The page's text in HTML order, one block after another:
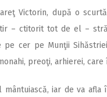
Victorin, după o
– ctitorit tot de el –
pe cer pe Munţii
preoţi, arhierei,
mântuiască, iar de va